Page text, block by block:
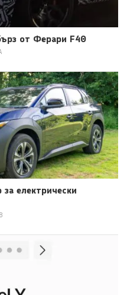
от Ферари F40
електрически